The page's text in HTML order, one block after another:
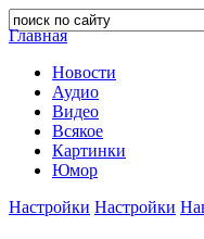
Главная
Новости
Аудио
Видео
Всякое
Картинки
Юмор
Настройки Настройки